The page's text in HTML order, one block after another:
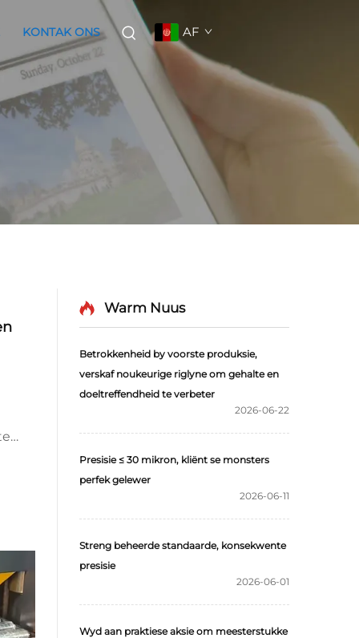
KONTAK ONS AF
Warm Nuus
Betrokkenheid by voorste produksie,
verskaf noukeurige riglyne om gehalte en
doeltreffendheid te verbeter
2026-06-22
Presisie ≤ 30 mikron, kliënt se monsters
perfek gelewer
2026-06-11
Streng beheerde standaarde, konsekwente
presisie
2026-06-01
Wyd aan praktiese aksie om meesterstukke